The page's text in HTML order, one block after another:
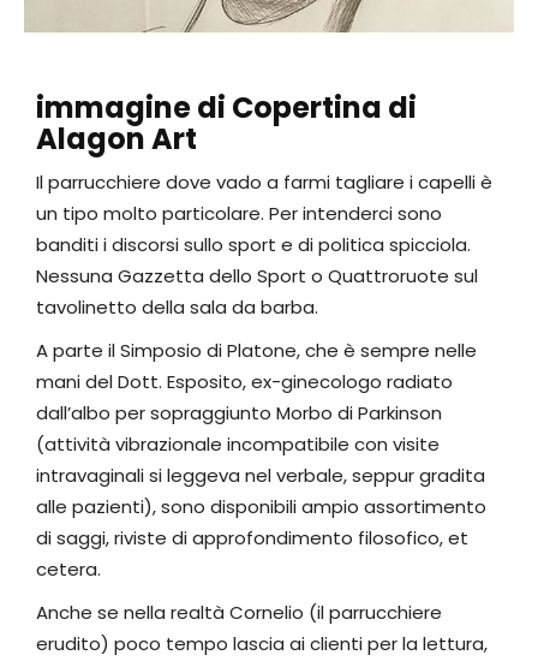
immagine di Copertina di
Alagon Art
Il parrucchiere dove vado a farmi tagliare i capelli è
un tipo molto particolare. Per intenderci sono
banditi i discorsi sullo sport e di politica spicciola.
Nessuna Gazzetta dello Sport o Quattroruote sul
tavolinetto della sala da barba.
A parte il Simposio di Platone, che è sempre nelle
mani del Dott. Esposito, ex-ginecologo radiato
dall’albo per sopraggiunto Morbo di Parkinson
(attività vibrazionale incompatibile con visite
intravaginali si leggeva nel verbale, seppur gradita
alle pazienti), sono disponibili ampio assortimento
di saggi, riviste di approfondimento filosofico, et
cetera.
Anche se nella realtà Cornelio (il parrucchiere
erudito) poco tempo lascia ai clienti per la lettura,